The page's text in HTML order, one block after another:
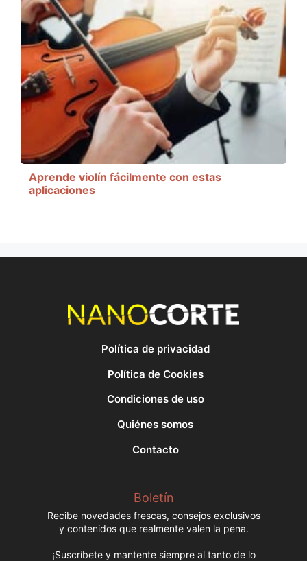
Aprende violín fácilmente con estas
aplicaciones
Política de privacidad
Política de Cookies
Condiciones de uso
Quiénes somos
Contacto
Boletín
Recibe novedades frescas, consejos exclusivos
y contenidos que realmente valen la pena.
¡Suscríbete y mantente siempre al tanto de lo